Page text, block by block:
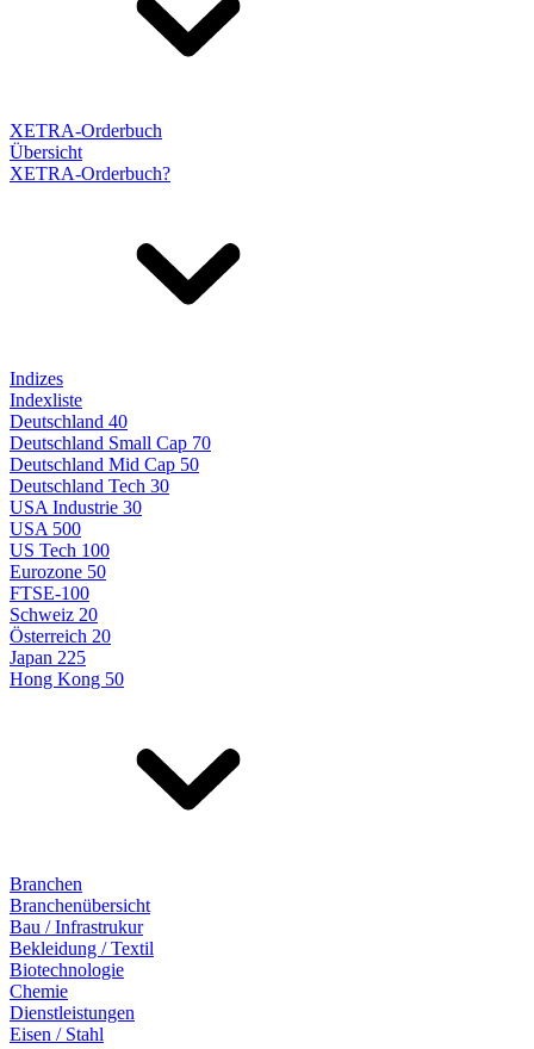
XETRA-Orderbuch
Übersicht
XETRA-Orderbuch?
Indizes
Indexliste
Deutschland 40
Deutschland Small Cap 70
Deutschland Mid Cap 50
Deutschland Tech 30
USA Industrie 30
USA 500
US Tech 100
Eurozone 50
FTSE-100
Schweiz 20
Österreich 20
Japan 225
Hong Kong 50
Branchen
Branchenübersicht
Bau / Infrastrukur
Bekleidung / Textil
Biotechnologie
Chemie
Dienstleistungen
Eisen / Stahl